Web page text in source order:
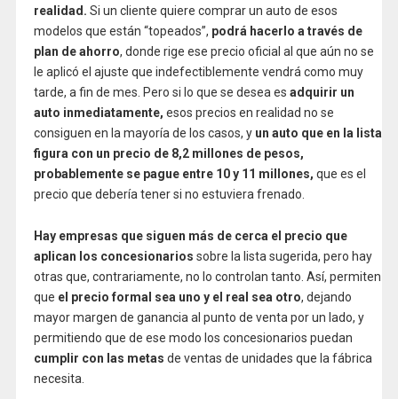
realidad. Si un cliente quiere comprar un auto de esos
modelos que están “topeados”, podrá hacerlo a través de
plan de ahorro, donde rige ese precio oficial al que aún no se
le aplicó el ajuste que indefectiblemente vendrá como muy
tarde, a fin de mes. Pero si lo que se desea es adquirir un
auto inmediatamente, esos precios en realidad no se
consiguen en la mayoría de los casos, y un auto que en la lista
figura con un precio de 8,2 millones de pesos,
probablemente se pague entre 10 y 11 millones, que es el
precio que debería tener si no estuviera frenado.
Hay empresas que siguen más de cerca el precio que
aplican los concesionarios sobre la lista sugerida, pero hay
otras que, contrariamente, no lo controlan tanto. Así, permiten
que el precio formal sea uno y el real sea otro, dejando
mayor margen de ganancia al punto de venta por un lado, y
permitiendo que de ese modo los concesionarios puedan
cumplir con las metas de ventas de unidades que la fábrica
necesita.